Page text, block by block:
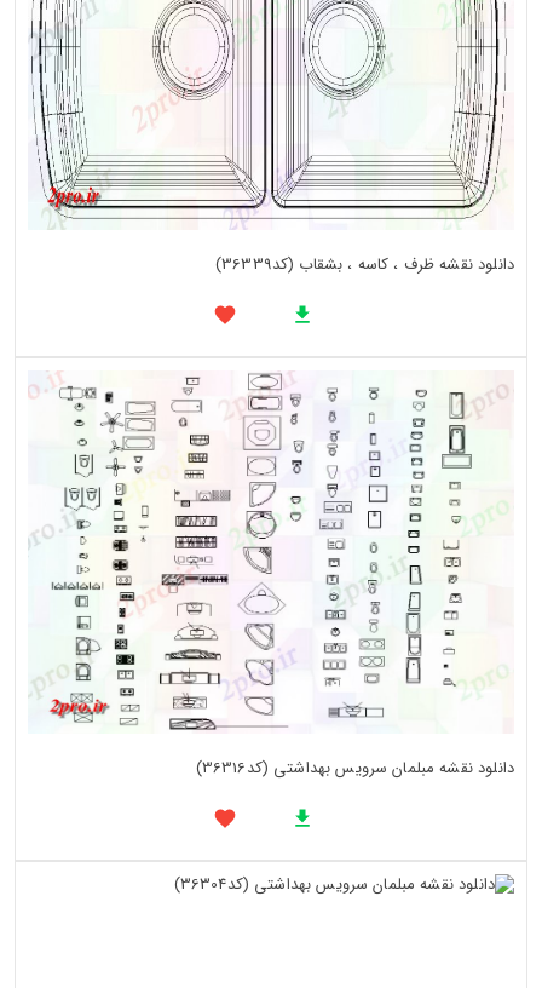
دانلود نقشه ظرف ، کاسه ، بشقاب (کد36339)
دانلود نقشه مبلمان سرویس بهداشتی (کد36316)